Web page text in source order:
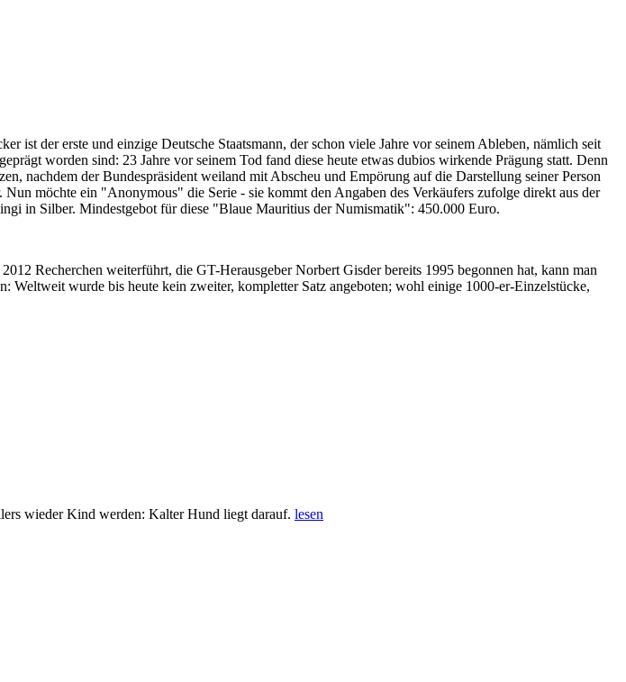
der erste und einzige Deutsche Staatsmann, der schon viele Jahre vor seinem Ableben, nämlich seit
worden sind: 23 Jahre vor seinem Tod fand diese heute etwas dubios wirkende Prägung statt. Denn
nachdem der Bundespräsident weiland mit Abscheu und Empörung auf die Darstellung seiner Person
möchte ein "Anonymous" die Serie - sie kommt den Angaben des Verkäufers zufolge direkt aus der
in Silber. Mindestgebot für diese "Blaue Mauritius der Numismatik": 450.000 Euro.
Recherchen weiterführt, die GT-Herausgeber Norbert Gisder bereits 1995 begonnen hat, kann man
wurde bis heute kein zweiter, kompletter Satz angeboten; wohl einige 1000-er-Einzelstücke,
wieder Kind werden: Kalter Hund liegt darauf. lesen